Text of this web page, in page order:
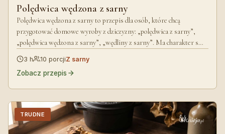
Polędwica wędzona z sarny
Polędwica wędzona z sarny to przepis dla osób, które chcą
przygotować domowe wyroby z dziczyzny: „polędwica z sarny”,
„polędwica wędzona z sarny”, „wędliny z sarny”. Ma charakter s…
3 h 10 porcjiZ sarny
Zobacz przepis
TRUDNE